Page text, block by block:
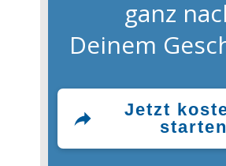
ganz
Deinem
Jetzt